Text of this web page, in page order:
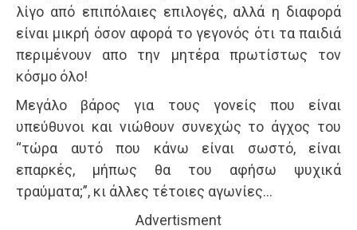
λίγο από επιπόλαιες επιλογές, αλλά η διαφορά
είναι μικρή όσον αφορά το γεγονός ότι τα παιδιά
περιμένουν απο την μητέρα πρωτίστως τον
κόσμο όλο!
Μεγάλο βάρος για τους γονείς που είναι
υπεύθυνοι και νιώθουν συνεχώς το άγχος του
“τώρα αυτό που κάνω είναι σωστό, είναι
επαρκές, μήπως θα του αφήσω ψυχικά
τραύματα;”, κι άλλες τέτοιες αγωνίες…
Advertisment